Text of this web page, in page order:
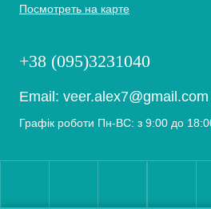
Посмотреть на карте
+38 (095)3231040
Email: veer.alex7@gmail.com
Графік роботи Пн-ВС: з 9:00 до